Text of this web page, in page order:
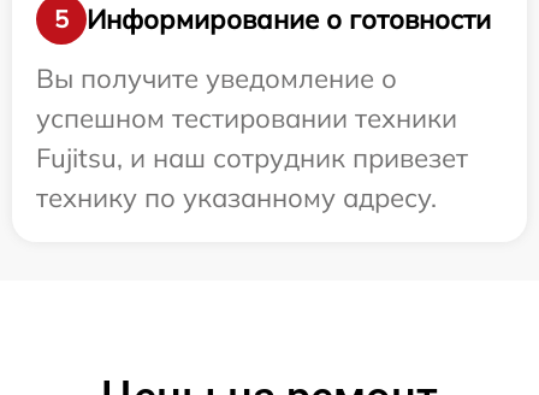
5
Информирование о готовности
Вы получите уведомление о
успешном тестировании техники
Fujitsu, и наш сотрудник привезет
технику по указанному адресу.